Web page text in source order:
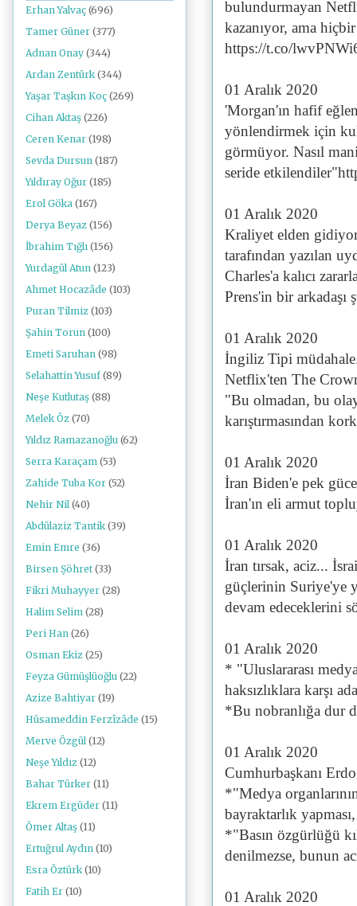
bulundurmayan
kazanıyor, ama
https://t.co/
01 Aralık 2020
'Morgan'ın hafif
yönlendirmek için
görmüyor. Nasıl
seride
01 Aralık 2020
Kraliyet elden
tarafından yazılan
Charles'a kalıcı
Prens'in bir arkadaşı
01 Aralık 2020
İngiliz Tipi
Netflix'ten The
"Bu olmadan, bu
karıştırmasından
01 Aralık 2020
İran Biden'e pek
İran'ın eli armut
01 Aralık 2020
İran tırsak, aciz...
güçlerinin Suriye'ye
devam edeceklerini
01 Aralık 2020
* "Uluslararası
haksızlıklara karşı
*Bu nobranlığa dur
01 Aralık 2020
Cumhurbaşkanı
*"Medya
bayraktarlık
*"Basın özgürlüğü
denilmezse, bunun
01 Aralık 2020
Erhan Yalvaç (696)
Tamer Güner (377)
Adnan Onay (344)
Ardan Zentürk (344)
Yaşar Taşkın Koç (269)
Cihan Aktaş (226)
Ceren Kenar (198)
Sevda Dursun (187)
Yıldıray Oğur (185)
Erol Göka (167)
Derya Beyaz (156)
İbrahim Tığlı (156)
Yurdagül Atun (123)
Ahmet Hocazâde (103)
Puran Tilmiz (103)
Şahin Torun (100)
Emeti Saruhan (98)
Selahattin Yusuf (89)
Neşe Kutlutaş (88)
Melek Öz (70)
Yıldız Ramazanoğlu (62)
Serra Karaçam (53)
Zahide Tuba Kor (52)
Nehir Nil (40)
Abdülaziz Tantik (39)
Emin Emre (36)
Birsen Şöhret (33)
Fikri Muhayyer (28)
Halim Selim (28)
Peri Han (26)
Osman Ekiz (25)
Feyza Gümüşlüoğlu (22)
Azize Bahtiyar (19)
Hüsameddin Ferzîzâde (15)
Merve Özgül (12)
Neşe Yıldız (12)
Bahar Türker (11)
Ekrem Ergüder (11)
Ömer Altaş (11)
Ertuğrul Aydın (10)
Esra Öztürk (10)
Fatih Er (10)